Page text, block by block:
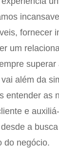
fornecer
um
superar
além da
entender as
e
a
do negócio.